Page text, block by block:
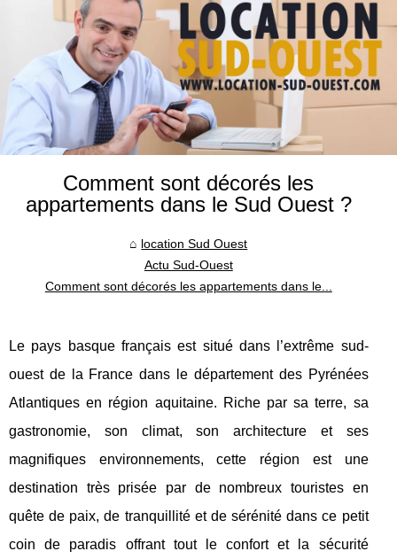
Comment sont décorés les
appartements dans le Sud Ouest ?
location Sud Ouest
Actu Sud-Ouest
Comment sont décorés les appartements dans le...
Le pays basque français est situé dans l’extrême sud-
ouest de la France dans le département des Pyrénées
Atlantiques en région aquitaine. Riche par sa terre, sa
gastronomie, son climat, son architecture et ses
magnifiques environnements, cette région est une
destination très prisée par de nombreux touristes en
quête de paix, de tranquillité et de sérénité dans ce petit
coin de paradis offrant tout le confort et la sécurité